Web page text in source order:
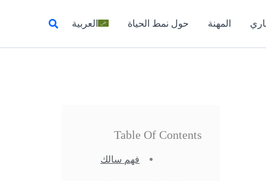
المهنة حول نمط الحياة العربية البحث
Table Of Contents
فهم سالك